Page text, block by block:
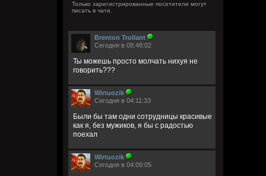
Только зарегистрированные посетители могут
писать в чате.
Brenton Trollant
Сегодня в 08:48:02
Ты можешь просто молчать нихуя не
говорить???
Wirtuozik
Сегодня в 04:11:33
Были бы там одни сотрудницы красивые
как я, без мужиков, я бы с радостью
поехал
Wirtuozik
Сегодня в 04:09:05